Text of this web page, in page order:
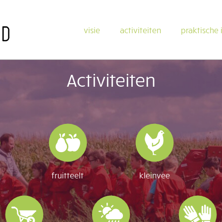
Main
visie activiteiten praktische
Activiteiten
fruitteelt kleinvee